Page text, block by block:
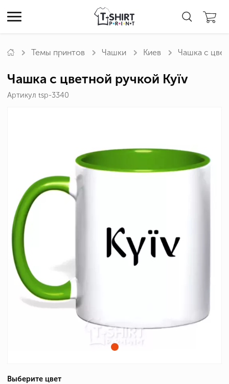
Темы принтов Чашки Киев Чашка с
Чашка с цветной ручкой Kyїv
Артикул tsp-3340
Выберите цвет